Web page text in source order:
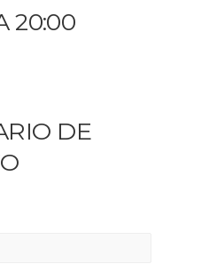
20:00
DE